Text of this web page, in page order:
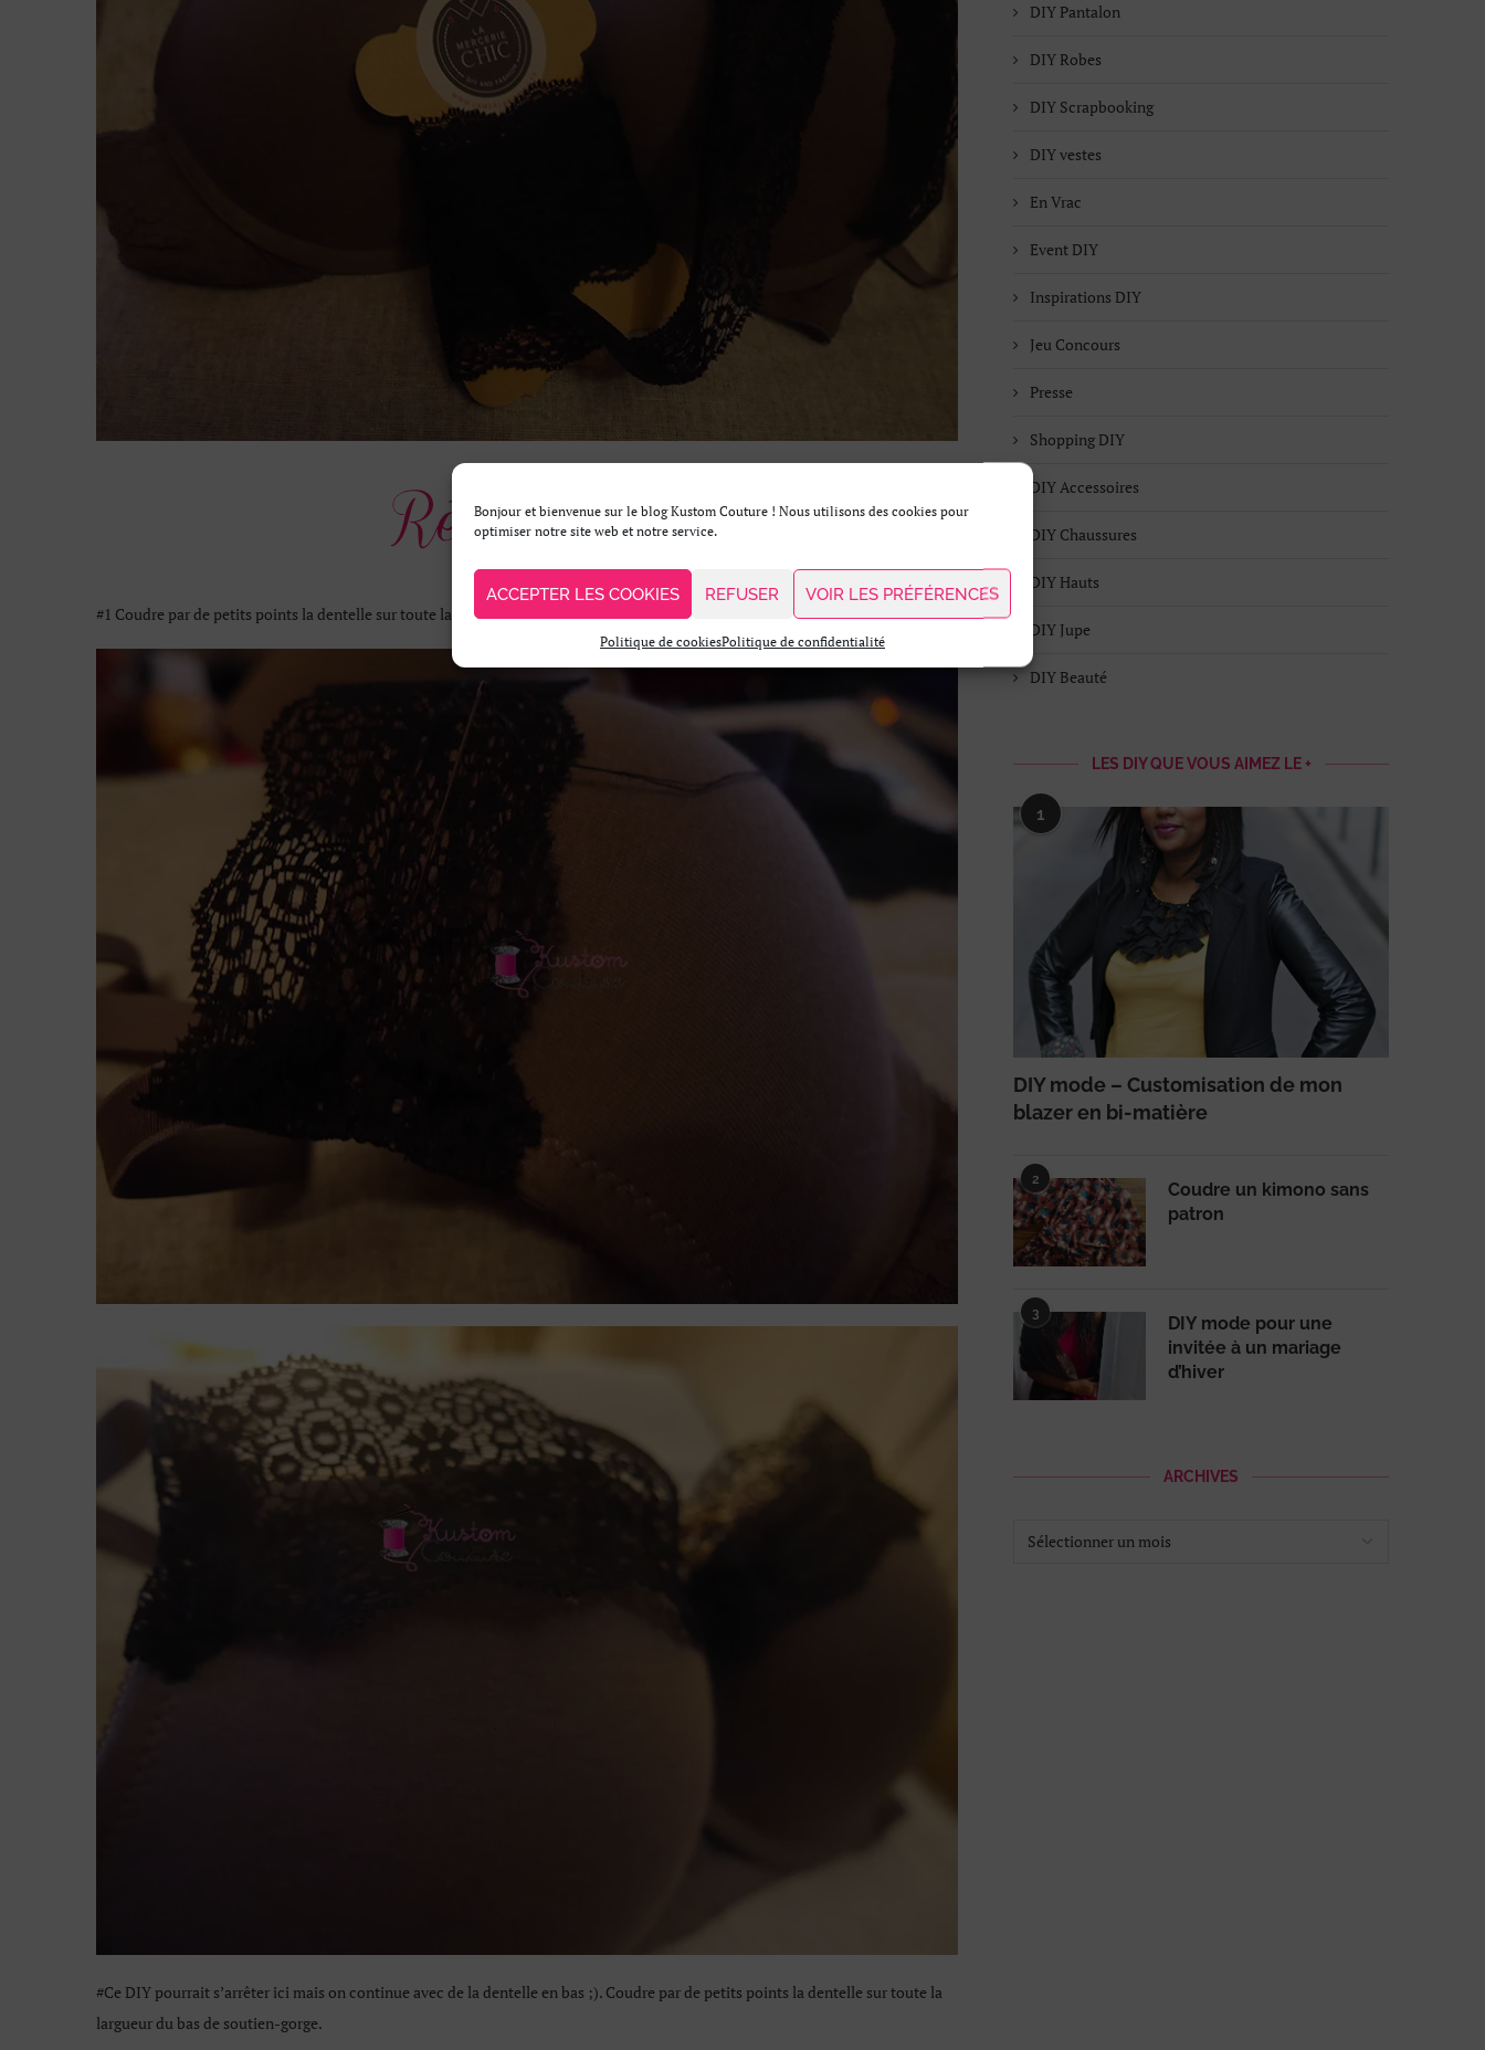
Bonjour et bienvenue sur le blog Kustom Couture ! Nous utilisons des cookies pour
optimiser notre site web et notre service.
ACCEPTER LES COOKIES REFUSER VOIR LES PRÉFÉRENCES
Politique de cookiesPolitique de confidentialité
#1 Coudre par de petits points la dentelle sur toute la largueur du haut du soutien-gorge.
#Ce DIY pourrait s’arrêter ici mais on continue avec de la dentelle en bas ;). Coudre par de petits points la dentelle sur toute la
largueur du bas de soutien-gorge.
DIY Pantalon
DIY Robes
DIY Scrapbooking
DIY vestes
En Vrac
Event DIY
Inspirations DIY
Jeu Concours
Presse
Shopping DIY
DIY Accessoires
DIY Chaussures
DIY Hauts
DIY Jupe
DIY Beauté
LES DIY QUE VOUS AIMEZ LE +
1
DIY mode – Customisation de mon
blazer en bi-matière
2
Coudre un kimono sans
patron
3
DIY mode pour une
invitée à un mariage
d’hiver
ARCHIVES